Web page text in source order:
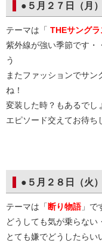
●５月２７日（月
テーマは「 THEサングラ
紫外線が強い季節です・
う
またファッションでサ
ね！
変装した時？もあるでし
エピソード交えてお待ち
●５月２８日（火
テーマは「 断り物語 」
どうしても気が乗らない
とても嫌でどうしたらい